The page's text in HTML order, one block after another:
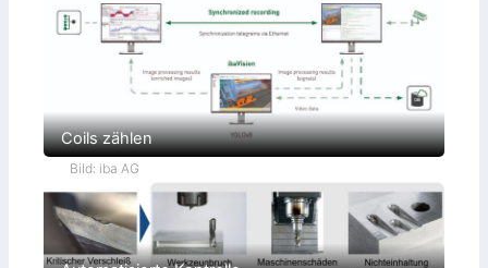
Coils zählen
Bild: iba AG